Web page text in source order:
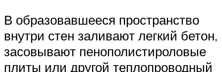
В образовавшееся пространство
внутри стен заливают легкий бетон,
засовывают пенополистироловые
плиты или другой теплопроводный